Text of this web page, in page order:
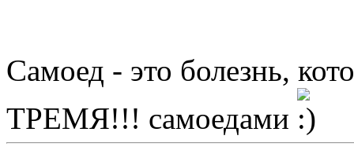
Самоед - это болезнь,
ТРЕМЯ!!! самоедами